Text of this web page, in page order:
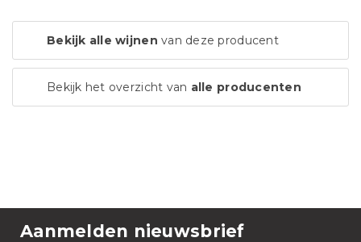
Bekijk alle wijnen van deze producent
Bekijk het overzicht van alle producenten
Aanmelden nieuwsbrief